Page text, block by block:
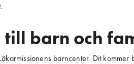
till barn och
barncenter. Dit kommer